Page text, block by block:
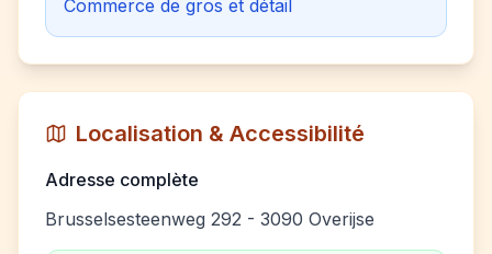
Commerce de gros et détail
Localisation & Accessibilité
Adresse complète
Brusselsesteenweg 292 - 3090 Overijse